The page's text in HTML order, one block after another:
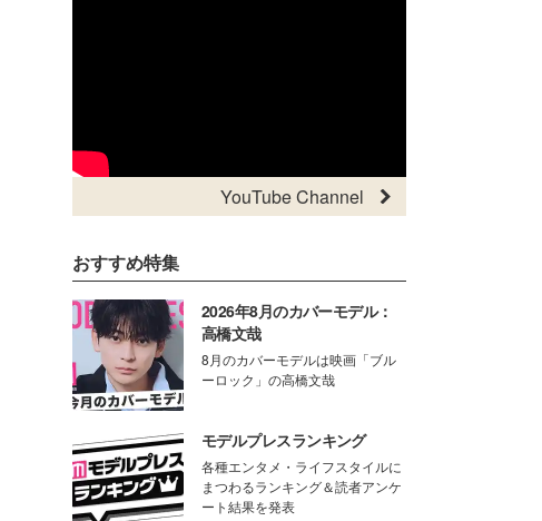
YouTube Channel
おすすめ特集
2026年8月のカバーモデル：
高橋文哉
8月のカバーモデルは映画「ブル
ーロック」の高橋文哉
モデルプレスランキング
各種エンタメ・ライフスタイルに
まつわるランキング＆読者アンケ
ート結果を発表